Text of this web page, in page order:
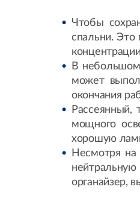
Чтобы
спальни.
В небольшом
может
окончания
Рассеянный,
мощного
хорошую
Несмотря на
нейтральную
органайзер,